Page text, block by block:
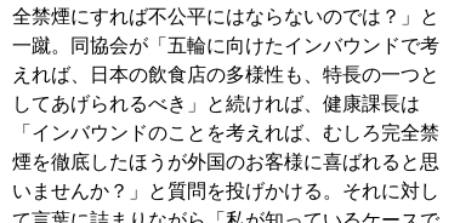
全禁煙にすれば不公平にはならないのでは？」と
一蹴。同協会が「五輪に向けたインバウンドで考
えれば、日本の飲食店の多様性も、特長の一つと
してあげられるべき」と続ければ、健康課長は
「インバウンドのことを考えれば、むしろ完全禁
煙を徹底したほうが外国のお客様に喜ばれると思
いませんか？」と質問を投げかける。それに対し